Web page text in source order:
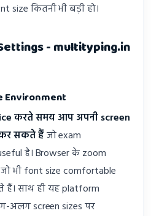
size कितनी भी बड़ी हो।
- multityping.in
Environment
करते समय आप अपनी screen
सकते हैंजो exam
है। Browser के zoom
भी font size comfortable
साथ ही यह platform
अलग screen sizes पर